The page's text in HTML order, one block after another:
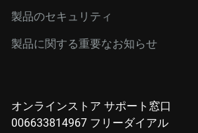
製品のセキュリティ
製品に関する重要なお知らせ
オンラインストア サポート窓口
006633814967 フリーダイアル